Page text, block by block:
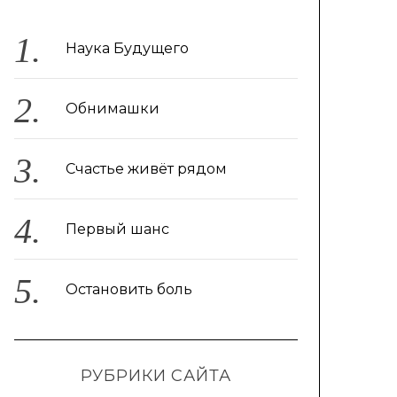
Наука Будущего
Обнимашки
Счастье живёт рядом
Первый шанс
Остановить боль
РУБРИКИ САЙТА